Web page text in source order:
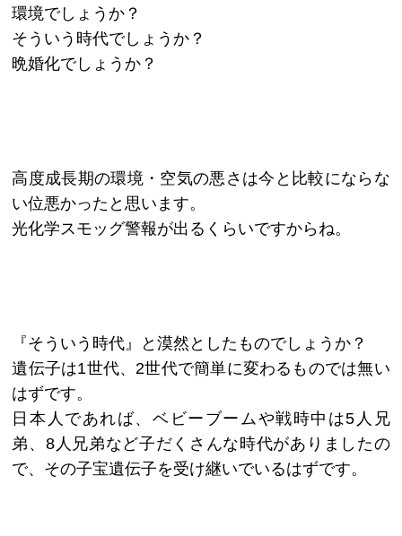
環境でしょうか？
そういう時代でしょうか？
晩婚化でしょうか？
高度成長期の環境・空気の悪さは今と比較にならな
い位悪かったと思います。
光化学スモッグ警報が出るくらいですからね。
『そういう時代』と漠然としたものでしょうか？
遺伝子は1世代、2世代で簡単に変わるものでは無い
はずです。
日本人であれば、ベビーブームや戦時中は5人兄
弟、8人兄弟など子だくさんな時代がありましたの
で、その子宝遺伝子を受け継いでいるはずです。